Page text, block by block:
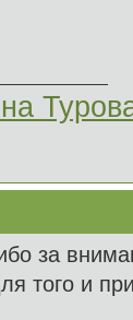
за
того и